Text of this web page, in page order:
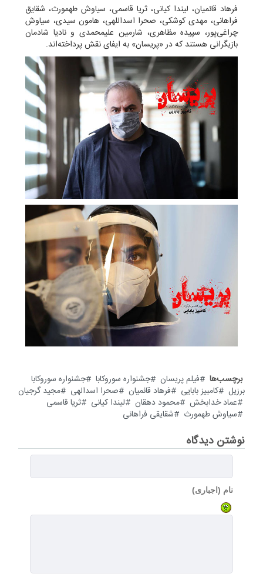
فرهاد قائمیان، لیندا کیانی، ثریا قاسمی، سیاوش طهمورث، شقایق
فراهانی، مهدی کوشکی، صحرا اسداللهی، هامون سیدی، سیاوش
چراغی‌پور، سپیده مظاهری، شارمین علیمحمدی و نادیا شادمان
بازیگرانی هستند که در «پریسان» به ایفای نقش پرداخته‌اند.
برچسب‌ها فیلم پریسان جشنواره سوروکابا
جشنواره سوروکابا
برزیل
کامبیز بابایی فرهاد قائميان صحرا اسدالهی
مجید گرجیان
عماد خدابخش
محمود دهقان لیندا کیانی
ثریا قاسمی
سیاوش طهمورث
شقایقی فراهانی
نوشتن دیدگاه
نام (اجباری)